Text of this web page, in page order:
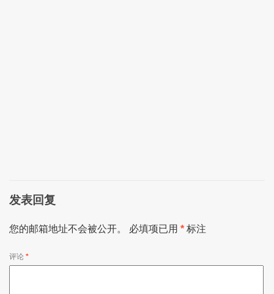
发表回复
您的邮箱地址不会被公开。 必填项已用 *标注
评论 *